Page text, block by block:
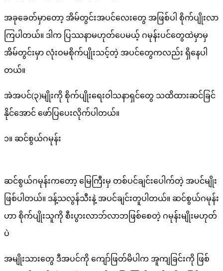
သာ(ခို
က္ေ
န္း
အခုခေတ်မှာတော့ အိမ်တွင်းအပင်လေးတွေ အဖြစ်ပါ စိုက်ပျိုးလာ
ကြပါတယ်။ ဒါက ပြဿနာမဟုတ်ပေမယ့် ဂမုန်းပင်တွေထဲမှာမှ
အိမ်တွင်းမှာ လုံးဝမစိုက်ပျိုးသင့်တဲ့ အပင်တွေကလည်း ရှိနေပါ
တယ်။
အဲအပင်(၃)မျိုးကို စိုက်ပျိုးရေးဝါသနာရှင်တွေ သထိထားဆင်ခြင်
နိုင်အောင် ဖော်ပြပေးလိုက်ပါတယ်။
၁။ ဆင်စွယ်ဂမုန်း
ဆင်စွယ်ဂမုန်းကတော့ မြေကြီးမှ တစ်ပင်ချင်းပေါက်တဲ့ အပင်မျိုး
ဖြစ်ပါတယ်။ ဒန့်သလွန်သီးနဲ့ အပင်ချင်းတူပါတယ်။ ဆင်စွယ်ဂမုန်း
ဟာ စိုက်ပျိုးသူကို စီးပွားလာဘ်လာဘဖြစ်စေတဲ့ ဂမုန်းမျိုးမဟုတ်
ပဲ
အမျိုးသားတွေ ဒီအပင်ကို ကျော်ဖြတ်မိပါက အူကျခြင်းကို ဖြစ်